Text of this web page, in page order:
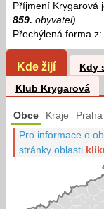
Příjmení Krygarová
859. obyvatel).
Přechýlená forma z:
Kde žijí Kdy
Klub Krygarová
Obce Kraje Praha
Pro informace o
stránky oblasti